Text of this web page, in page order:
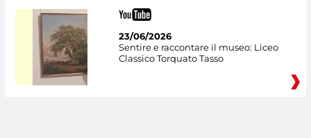
23/06/2026
Sentire e raccontare il museo: Liceo
Classico Torquato Tasso